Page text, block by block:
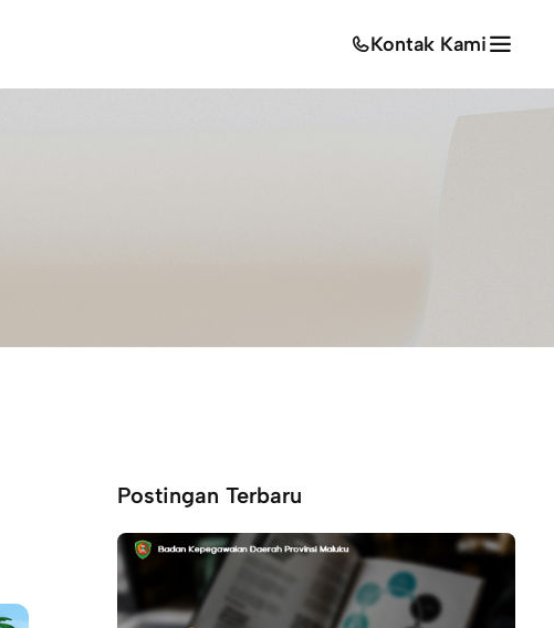
Kontak Kami
Postingan Terbaru